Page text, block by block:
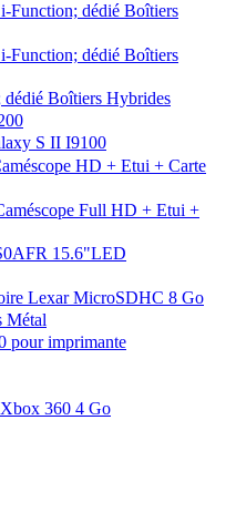
Function; dédié Boîtiers
Function; dédié Boîtiers
dédié Boîtiers Hybrides
S II I9100
HD + Etui + Carte
Full HD + Etui +
15.6"LED
Lexar MicroSDHC 8 Go
Métal
pour imprimante
360 4 Go